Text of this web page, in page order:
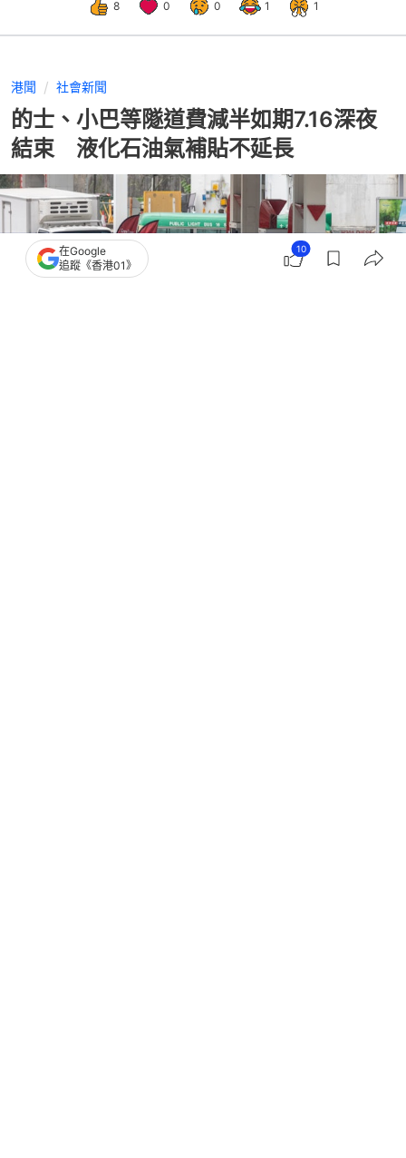
8 0 0 1 1
港聞 社會新聞
的士、小巴等隧道費減半如期7.16深夜
結束 液化石油氣補貼不延長
在Google
追蹤《香港01》
10